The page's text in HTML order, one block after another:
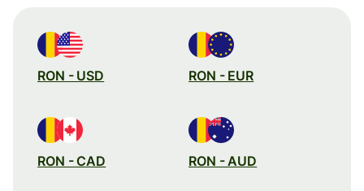
RON - USD RON - EUR
RON - CAD RON - AUD